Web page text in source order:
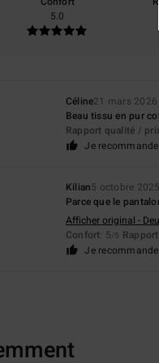
5.0
Céline21 mars 2026
Beau tissu en pur
Rapport qualité /
Je
Kilian5 octobre 2025
Parce que le
Afficher original -
Confort: 5/5
Je